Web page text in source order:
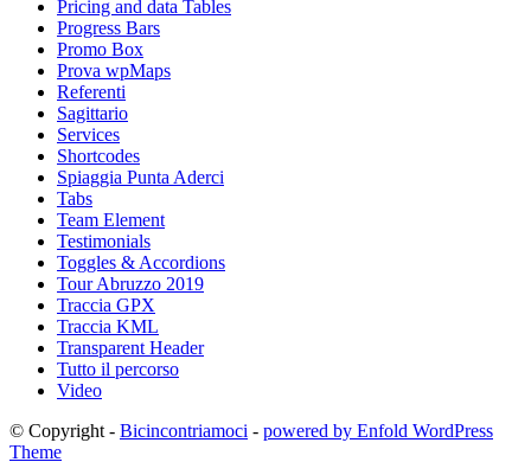
Pricing and data Tables
Progress Bars
Promo Box
Prova wpMaps
Referenti
Sagittario
Services
Shortcodes
Spiaggia Punta Aderci
Tabs
Team Element
Testimonials
Toggles & Accordions
Tour Abruzzo 2019
Traccia GPX
Traccia KML
Transparent Header
Tutto il percorso
Video
© Copyright - Bicincontriamoci - powered by Enfold WordPress
Theme